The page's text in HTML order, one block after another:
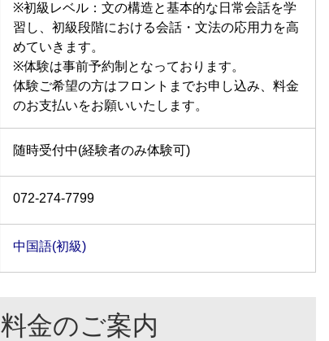
※初級レベル：文の構造と基本的な日常会話を学
習し、初級段階における会話・文法の応用力を高
めていきます。
※体験は事前予約制となっております。
体験ご希望の方はフロントまでお申し込み、料金
のお支払いをお願いいたします。
随時受付中(経験者のみ体験可)
072-274-7799
中国語(初級)
料金のご案内